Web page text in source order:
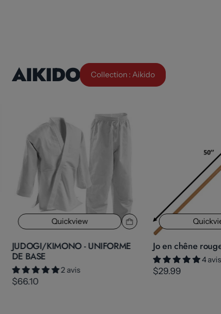
AIKIDO Collection : Aikido
Quickview
JUDOGI/KIMONO - UNIFORME
DE BASE
2 avis
$66.10
Jo en chêne
4 avis
$29.99